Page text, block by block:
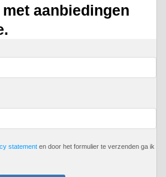
aanbiedingen
statement en door het formulier te verzenden ga ik